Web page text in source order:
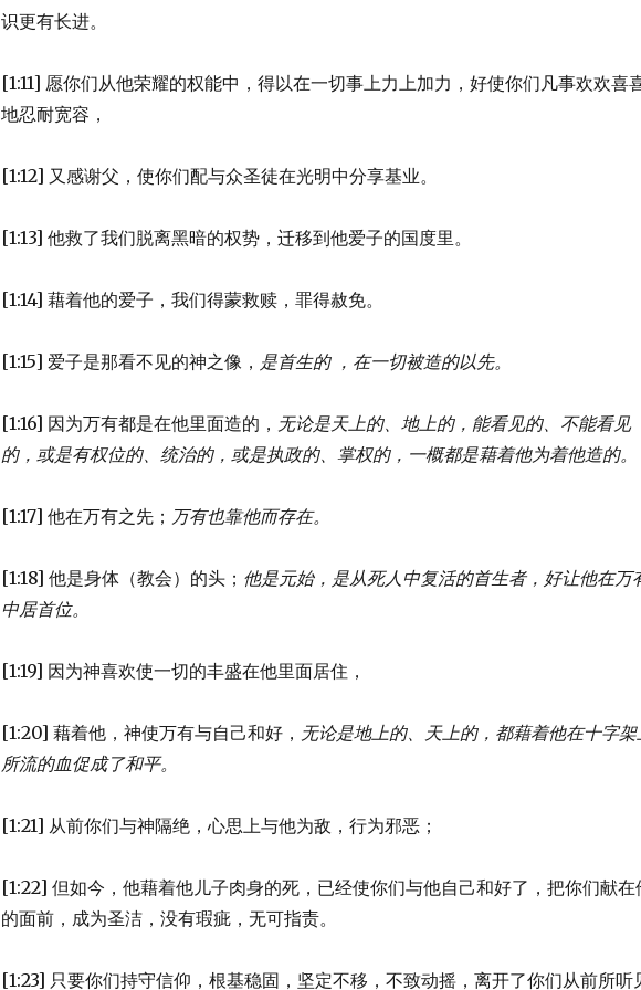
识更有长进。
[1:11] 愿你们从他荣耀的权能中，得以在一切事上力上加力，好使你们凡事欢欢喜
地忍耐宽容，
[1:12] 又感谢父，使你们配与众圣徒在光明中分享基业。
[1:13] 他救了我们脱离黑暗的权势，迁移到他爱子的国度里。
[1:14] 藉着他的爱子，我们得蒙救赎，罪得赦免。
[1:15] 爱子是那看不见的神之像， 是首生的 ，在一切被造的以先。
[1:16] 因为万有都是在他里面造的， 无论是天上的、地上的， 能看见的、不能看见
的， 或是有权位的、统治的， 或是执政的、掌权的， 一概都是藉着他为着他造的。
[1:17] 他在万有之先； 万有也靠他而存在。
[1:18] 他是身体（教会）的头； 他是元始， 是从死人中复活的首生者， 好让他在万
中居首位。
[1:19] 因为神喜欢使一切的丰盛在他里面居住，
[1:20] 藉着他，神使万有与自己和好， 无论是地上的、天上的， 都藉着他在十字架
所流的血促成了和平。
[1:21] 从前你们与神隔绝，心思上与他为敌，行为邪恶；
[1:22] 但如今，他藉着他儿子肉身的死，已经使你们与他自己和好了，把你们献在
的面前，成为圣洁，没有瑕疵，无可指责。
[1:23] 只要你们持守信仰，根基稳固，坚定不移，不致动摇，离开了你们从前所听